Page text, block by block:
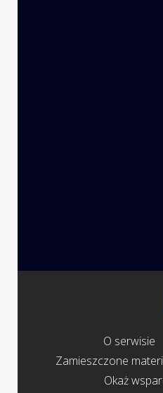
O serwisie
Zamieszczone
Okaż